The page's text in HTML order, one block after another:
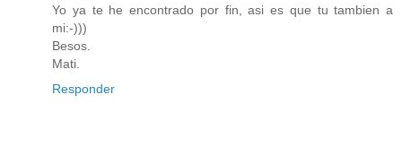
Yo ya te he encontrado por fin, asi es que tu tambien a
mi:-)))
Besos.
Mati.
Responder